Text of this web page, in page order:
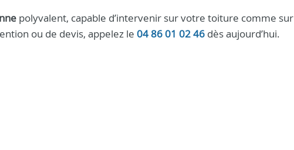
polyvalent, capable d’intervenir sur votre toiture comme sur
ou de devis, appelez le 04 86 01 02 46 dès aujourd’hui.